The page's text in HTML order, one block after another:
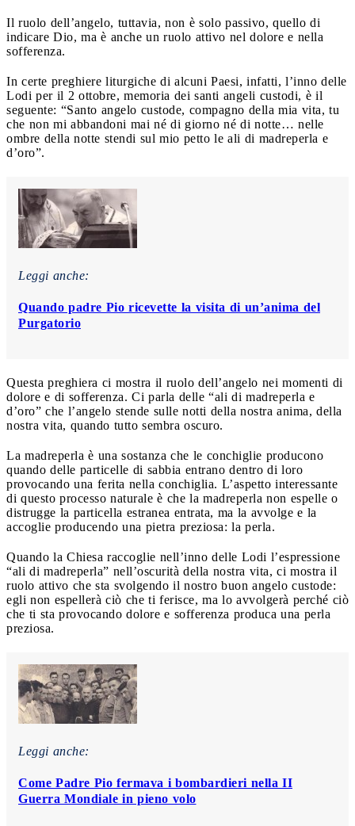
Il ruolo dell’angelo, tuttavia, non è solo passivo, quello di
indicare Dio, ma è anche un ruolo attivo nel dolore e nella
sofferenza.
In certe preghiere liturgiche di alcuni Paesi, infatti, l’inno delle
Lodi per il 2 ottobre, memoria dei santi angeli custodi, è il
seguente: “Santo angelo custode, compagno della mia vita, tu
che non mi abbandoni mai né di giorno né di notte… nelle
ombre della notte stendi sul mio petto le ali di madreperla e
d’oro”.
Leggi anche:
Quando padre Pio ricevette la visita di un’anima del
Purgatorio
Questa preghiera ci mostra il ruolo dell’angelo nei momenti di
dolore e di sofferenza. Ci parla delle “ali di madreperla e
d’oro” che l’angelo stende sulle notti della nostra anima, della
nostra vita, quando tutto sembra oscuro.
La madreperla è una sostanza che le conchiglie producono
quando delle particelle di sabbia entrano dentro di loro
provocando una ferita nella conchiglia. L’aspetto interessante
di questo processo naturale è che la madreperla non espelle o
distrugge la particella estranea entrata, ma la avvolge e la
accoglie producendo una pietra preziosa: la perla.
Quando la Chiesa raccoglie nell’inno delle Lodi l’espressione
“ali di madreperla” nell’oscurità della nostra vita, ci mostra il
ruolo attivo che sta svolgendo il nostro buon angelo custode:
egli non espellerà ciò che ti ferisce, ma lo avvolgerà perché ciò
che ti sta provocando dolore e sofferenza produca una perla
preziosa.
Leggi anche:
Come Padre Pio fermava i bombardieri nella II
Guerra Mondiale in pieno volo